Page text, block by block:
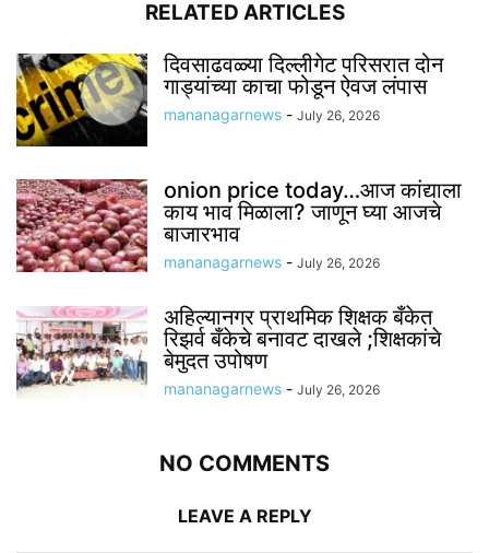
RELATED ARTICLES
दिवसाढवळ्या दिल्लीगेट परिसरात दोन
गाड्यांच्या काचा फोडून ऐवज लंपास
mananagarnews - July 26, 2026
onion price today…आज कांद्याला
काय भाव मिळाला? जाणून घ्या आजचे
बाजारभाव
mananagarnews - July 26, 2026
अहिल्यानगर प्राथमिक शिक्षक बँकेत
रिझर्व बँकेचे बनावट दाखले ;शिक्षकांचे
बेमुदत उपोषण
mananagarnews - July 26, 2026
NO COMMENTS
LEAVE A REPLY